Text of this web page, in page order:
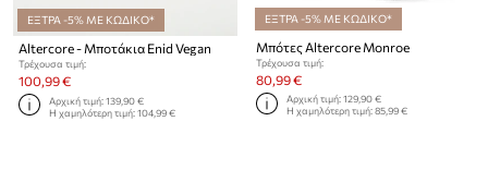
ΕΞΤΡΑ -5% ΜΕ ΚΩΔΙΚΟ*
Altercore - Μποτάκια Enid Vegan
Τρέχουσα τιμή:
100,99 €
Αρχική τιμή:139,90 €
Η χαμηλότερη τιμή:104,99 €
ΕΞΤΡΑ -5% ΜΕ ΚΩΔΙΚΟ*
Μπότες Altercore Monroe
Τρέχουσα τιμή:
80,99 €
Αρχική τιμή:129,90 €
Η χαμηλότερη τιμή:85,99 €